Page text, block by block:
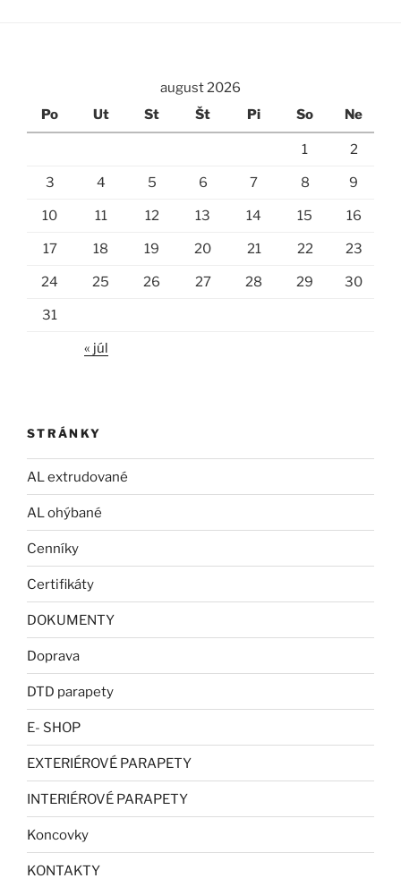
august 2026
Po
Ut St Št Pi So Ne
1 2
3 4 5 6 7 8 9
10 11 12 13 14 15 16
17 18 19 20 21 22 23
24 25 26 27 28 29 30
31
« júl
STRÁNKY
AL extrudované
AL ohýbané
Cenníky
Certifikáty
DOKUMENTY
Doprava
DTD parapety
E- SHOP
EXTERIÉROVÉ PARAPETY
INTERIÉROVÉ PARAPETY
Koncovky
KONTAKTY